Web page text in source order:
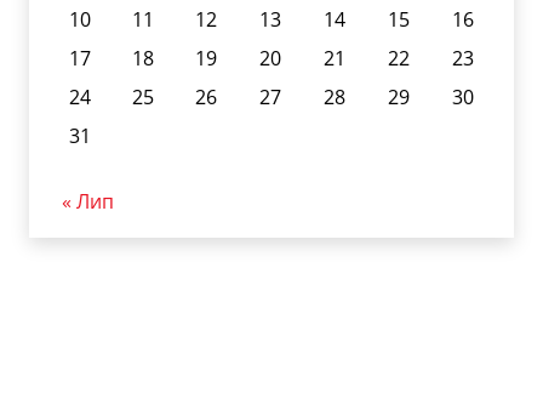
10
11 12 13 14 15
16
17
18 19 20 21 22
23
24
25 26 27 28 29
30
31
« Лип